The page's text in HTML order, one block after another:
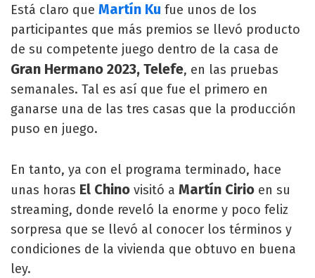
Está claro que Martín Ku fue unos de los
participantes que más premios se llevó producto
de su competente juego dentro de la casa de
Gran Hermano 2023, Telefe, en las pruebas
semanales. Tal es así que fue el primero en
ganarse una de las tres casas que la producción
puso en juego.
En tanto, ya con el programa terminado, hace
unas horas El Chino visitó a Martín Cirio en su
streaming, donde reveló la enorme y poco feliz
sorpresa que se llevó al conocer los términos y
condiciones de la vivienda que obtuvo en buena
ley.